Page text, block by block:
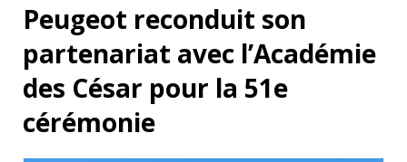
Peugeot reconduit son
partenariat avec l’Académie
des César pour la 51e
cérémonie